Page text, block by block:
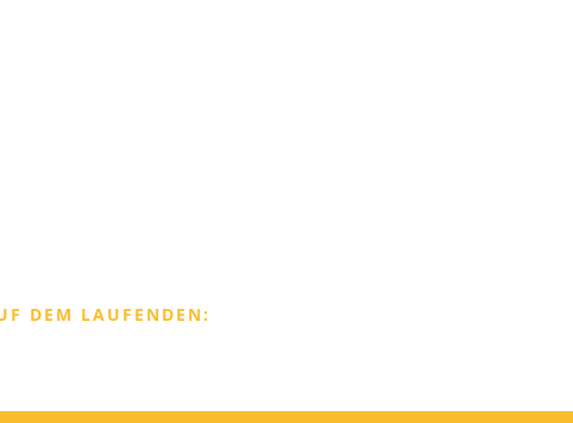
DEM LAUFENDEN: